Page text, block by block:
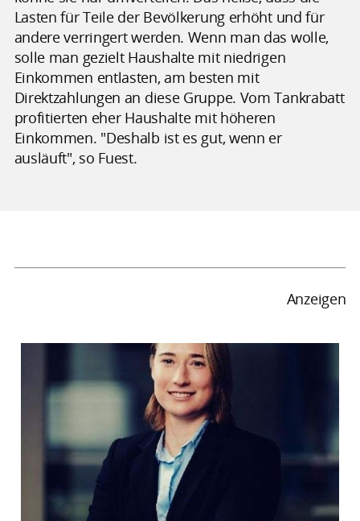
Lasten für Teile der Bevölkerung erhöht und für
andere verringert werden. Wenn man das wolle,
solle man gezielt Haushalte mit niedrigen
Einkommen entlasten, am besten mit
Direktzahlungen an diese Gruppe. Vom Tankrabatt
profitierten eher Haushalte mit höheren
Einkommen. "Deshalb ist es gut, wenn er
ausläuft", so Fuest.
Anzeigen